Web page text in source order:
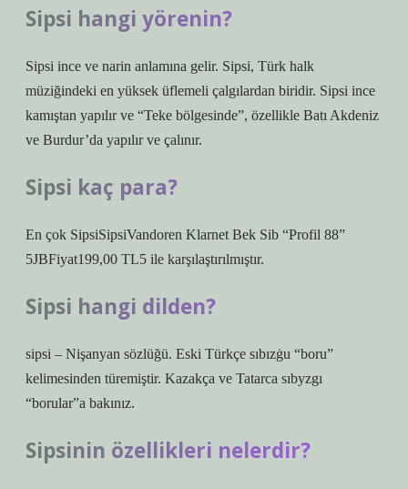
Sipsi hangi yörenin?
Sipsi ince ve narin anlamına gelir. Sipsi, Türk halk
müziğindeki en yüksek üflemeli çalgılardan biridir. Sipsi ince
kamıştan yapılır ve “Teke bölgesinde”, özellikle Batı Akdeniz
ve Burdur’da yapılır ve çalınır.
Sipsi kaç para?
En çok SipsiSipsiVandoren Klarnet Bek Sib “Profil 88”
5JBFiyat199,00 TL5 ile karşılaştırılmıştır.
Sipsi hangi dilden?
sipsi – Nişanyan sözlüğü. Eski Türkçe sıbızġu “boru”
kelimesinden türemiştir. Kazakça ve Tatarca sıbyzgı
“borular”a bakınız.
Sipsinin özellikleri nelerdir?